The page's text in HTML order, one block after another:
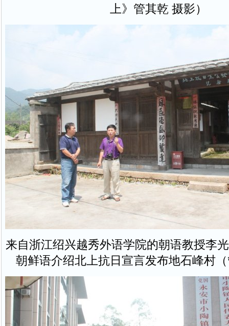
上》管其乾 摄影）
来自浙江绍兴越秀外语学院的朝语教授李
朝鲜语介绍北上抗日宣言发布地石峰村